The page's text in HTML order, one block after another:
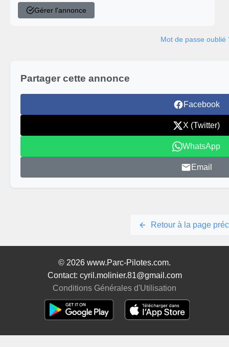
Gérer l'annonce
Mot de passe oublié
Partager cette annonce
Facebook
X (Twitter)
WhatsApp
Email
Retour à la page
© 2026 www.Parc-Pilotes.com.
Contact: cyril.molinier.81@gmail.com
Conditions Générales d'Utilisation